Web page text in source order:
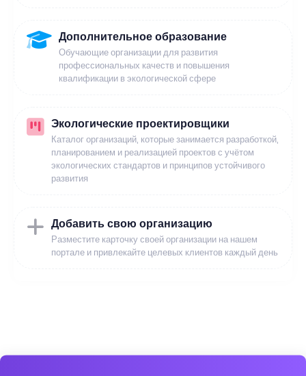
Дополнительное образование
Обучающие организации для развития
профессиональных качеств и повышения
квалификации в экологической сфере
Экологические проектировщики
Каталог организаций, которые занимается разработкой,
планированием и реализацией проектов с учётом
экологических стандартов и принципов устойчивого
развития
Добавить свою организацию
Разместите карточку своей организации на нашем
портале и привлекайте целевых клиентов каждый день